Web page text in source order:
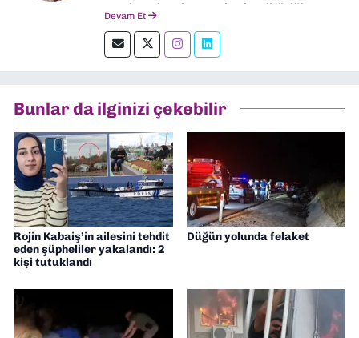
yerel ve ulusal gazetelerde editörlük,
okumayı severim.
Devam Et
Bunlar da ilginizi çekebilir
Rojin Kabaiş’in ailesini tehdit
eden şüpheliler yakalandı: 2
kişi tutuklandı
Düğün yolunda felaket